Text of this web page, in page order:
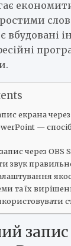
вбудовані
екрана через
—
через OBS
звук
та їх